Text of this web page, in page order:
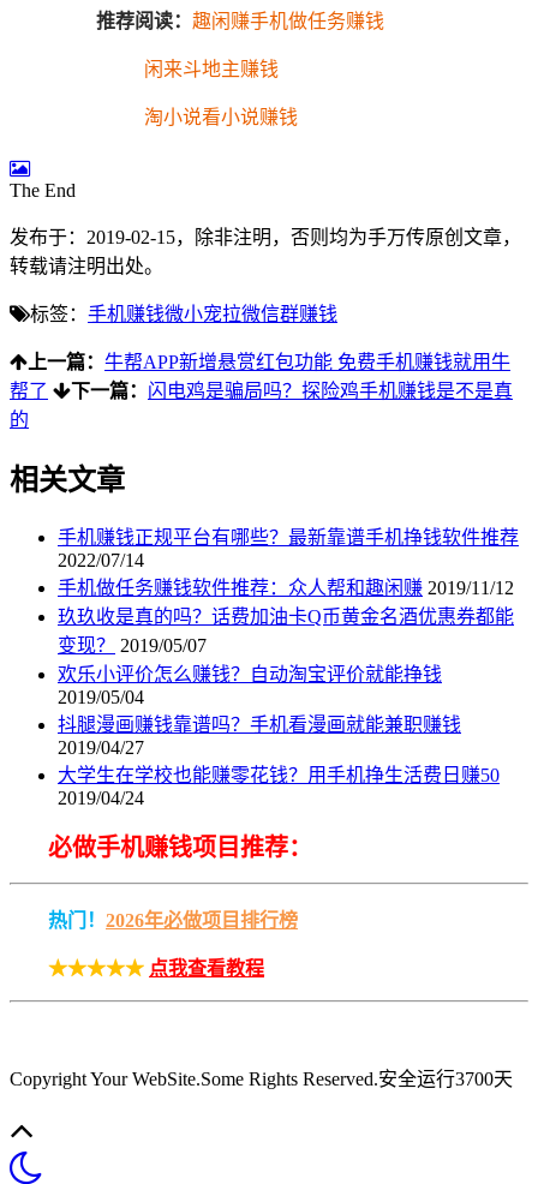
推荐阅读： 趣闲赚手机做任务赚钱
闲来斗地主赚钱
淘小说看小说赚钱
The End
发布于：2019-02-15，除非注明，否则均为手万传原创文章，
转载请注明出处。
标签： 手机赚钱微小宠拉微信群赚钱
上一篇： 牛帮APP新增悬赏红包功能 免费手机赚钱就用牛
帮了
下一篇： 闪电鸡是骗局吗？探险鸡手机赚钱是不是真
的
相关文章
手机赚钱正规平台有哪些？最新靠谱手机挣钱软件推荐
2022/07/14
手机做任务赚钱软件推荐：众人帮和趣闲赚 2019/11/12
玖玖收是真的吗？话费加油卡Q币黄金名酒优惠券都能
变现？
2019/05/07
欢乐小评价怎么赚钱？自动淘宝评价就能挣钱
2019/05/04
抖腿漫画赚钱靠谱吗？手机看漫画就能兼职赚钱
2019/04/27
大学生在学校也能赚零花钱？用手机挣生活费日赚50
2019/04/24
必做手机赚钱项目推荐：
热门！ 2026年必做项目排行榜
★★★★★ 点我查看教程
Copyright Your WebSite.Some Rights Reserved.安全运行3700天